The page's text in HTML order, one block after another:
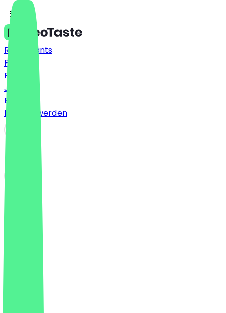
Restaurants
Preise
FAQ
Jobs
Blog
Partner werden